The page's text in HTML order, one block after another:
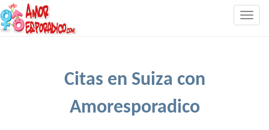
Citas en Suiza con
Amoresporadico